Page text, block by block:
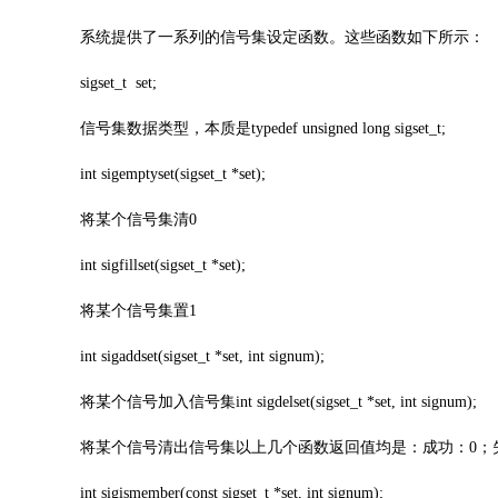
系统提供了一系列的信号集设定函数。这些函数如下所示：
sigset_t set;
信号集数据类型，本质是typedef unsigned long sigset_t;
int sigemptyset(sigset_t *set);
将某个信号集清0
int sigfillset(sigset_t *set);
将某个信号集置1
int sigaddset(sigset_t *set, int signum);
将某个信号加入信号集int sigdelset(sigset_t *set, int signum);
将某个信号清出信号集以上几个函数返回值均是：成功：0
int sigismember(const sigset_t *set, int signum);